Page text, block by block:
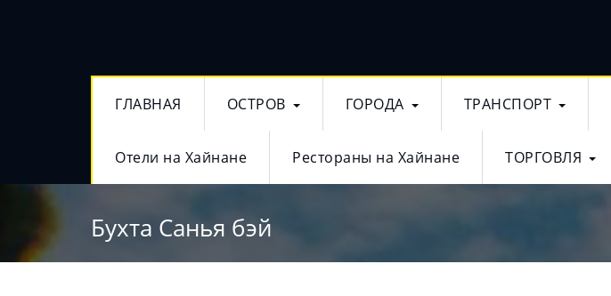
ГЛАВНАЯ ОСТРОВ ГОРОДА ТРАНСПОРТ
Отели на Хайнане Рестораны на Хайнане ТОРГОВЛЯ
Бухта Санья бэй